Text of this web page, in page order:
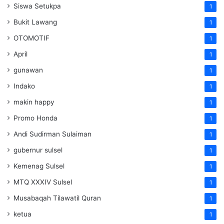
Siswa Setukpa 1
Bukit Lawang 1
OTOMOTIF 1
April 1
gunawan 1
Indako 1
makin happy 1
Promo Honda 1
Andi Sudirman Sulaiman 1
gubernur sulsel 1
Kemenag Sulsel 1
MTQ XXXIV Sulsel 1
Musabaqah Tilawatil Quran 1
ketua 1